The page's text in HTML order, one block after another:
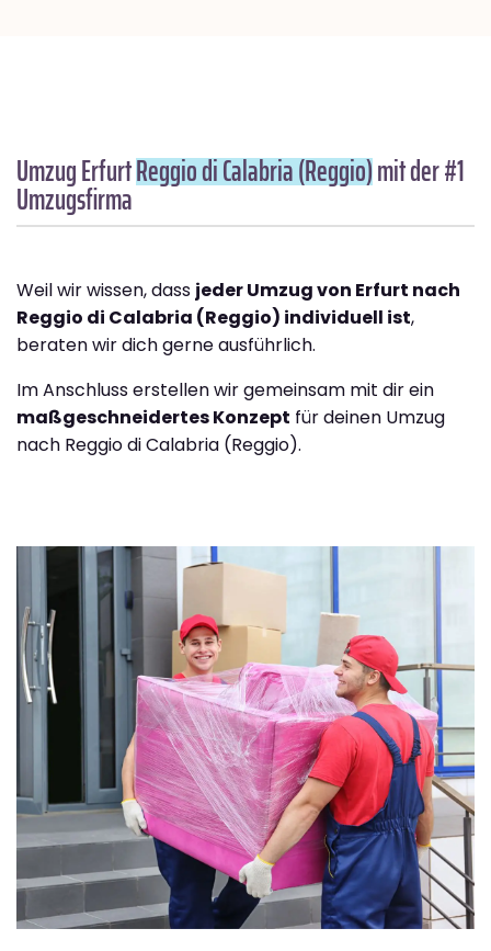
Umzug ErfurtReggio di Calabria (Reggio)mit der #1
Umzugsfirma
Weil wir wissen, dass jeder Umzug von Erfurt nach
Reggio di Calabria (Reggio) individuell ist,
beraten wir dich gerne ausführlich.
Im Anschluss erstellen wir gemeinsam mit dir ein
maßgeschneidertes Konzept für deinen Umzug
nach Reggio di Calabria (Reggio).